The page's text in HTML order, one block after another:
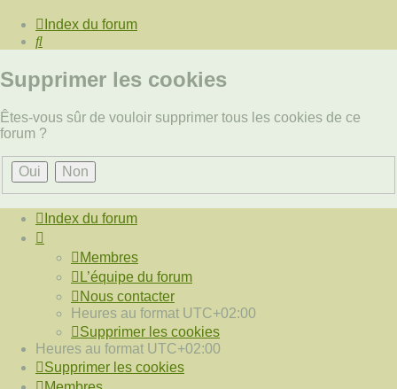
Index du forum
Rechercher
Supprimer les cookies
Êtes-vous sûr de vouloir supprimer tous les cookies de ce
forum ?
Index du forum
Membres
L’équipe du forum
Nous contacter
Heures au format UTC+02:00
Supprimer les cookies
Heures au format UTC+02:00
Supprimer les cookies